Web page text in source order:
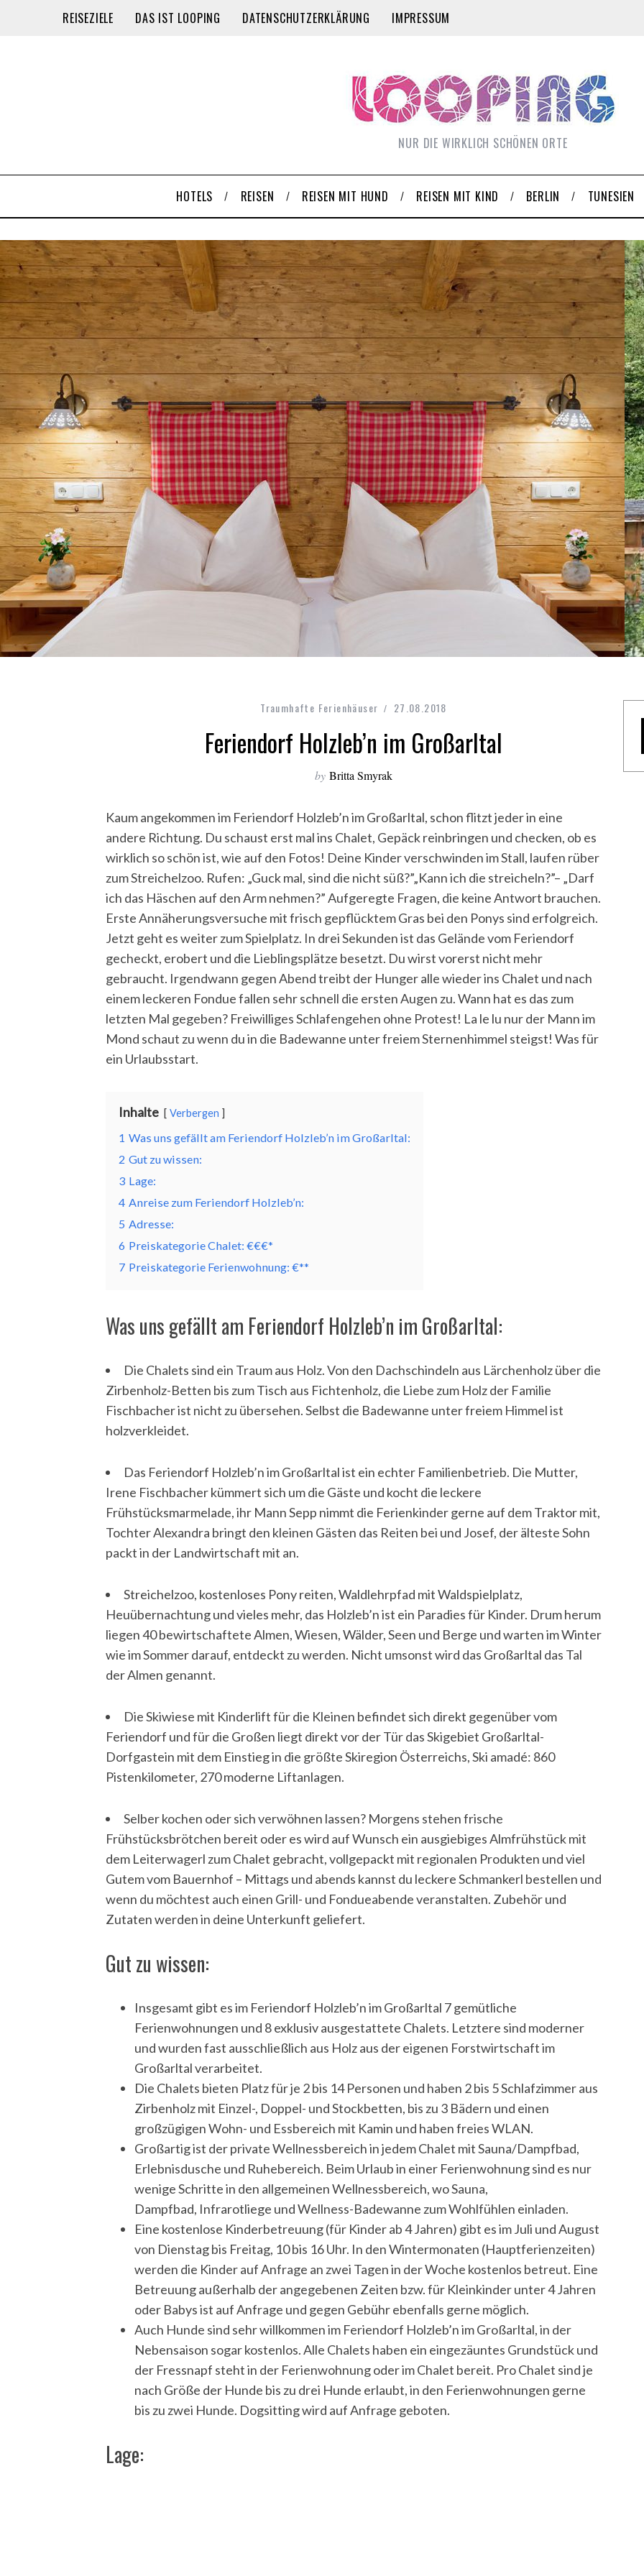
REISEZIELE DAS IST LOOPING DATENSCHUTZERKLÄRUNG IMPRESSUM
NUR DIE WIRKLICH SCHÖNEN ORTE
HOTELS REISEN REISEN MIT HUND REISEN MIT KIND BERLIN TUNESIEN
Traumhafte Ferienhäuser 27.08.2018
Feriendorf Holzleb’n im Großarltal
by Britta Smyrak
Kaum angekommen im Feriendorf Holzleb’n im Großarltal, schon flitzt jeder in eine
andere Richtung. Du schaust erst mal ins Chalet, Gepäck reinbringen und checken, ob es
wirklich so schön ist, wie auf den Fotos! Deine Kinder verschwinden im Stall, laufen rüber
zum Streichelzoo. Rufen: „Guck mal, sind die nicht süß?”„Kann ich die streicheln?”– „Darf
ich das Häschen auf den Arm nehmen?” Aufgeregte Fragen, die keine Antwort brauchen.
Erste Annäherungsversuche mit frisch gepflücktem Gras bei den Ponys sind erfolgreich.
Jetzt geht es weiter zum Spielplatz. In drei Sekunden ist das Gelände vom Feriendorf
gecheckt, erobert und die Lieblingsplätze besetzt. Du wirst vorerst nicht mehr
gebraucht. Irgendwann gegen Abend treibt der Hunger alle wieder ins Chalet und nach
einem leckeren Fondue fallen sehr schnell die ersten Augen zu. Wann hat es das zum
letzten Mal gegeben? Freiwilliges Schlafengehen ohne Protest! La le lu nur der Mann im
Mond schaut zu wenn du in die Badewanne unter freiem Sternenhimmel steigst! Was für
ein Urlaubsstart.
Inhalte Verbergen
1 Was uns gefällt am Feriendorf Holzleb’n im Großarltal:
2 Gut zu wissen:
3 Lage:
4 Anreise zum Feriendorf Holzleb’n:
5 Adresse:
6 Preiskategorie Chalet: €€€*
7 Preiskategorie Ferienwohnung: €**
Was uns gefällt am Feriendorf Holzleb’n im Großarltal:
Die Chalets sind ein Traum aus Holz. Von den Dachschindeln aus Lärchenholz über die
Zirbenholz-Betten bis zum Tisch aus Fichtenholz, die Liebe zum Holz der Familie
Fischbacher ist nicht zu übersehen. Selbst die Badewanne unter freiem Himmel ist
holzverkleidet.
Das Feriendorf Holzleb’n im Großarltal ist ein echter Familienbetrieb. Die Mutter,
Irene Fischbacher kümmert sich um die Gäste und kocht die leckere
Frühstücksmarmelade, ihr Mann Sepp nimmt die Ferienkinder gerne auf dem Traktor mit,
Tochter Alexandra bringt den kleinen Gästen das Reiten bei und Josef, der älteste Sohn
packt in der Landwirtschaft mit an.
Streichelzoo, kostenloses Pony reiten, Waldlehrpfad mit Waldspielplatz,
Heuübernachtung und vieles mehr, das Holzleb’n ist ein Paradies für Kinder. Drum herum
liegen 40 bewirtschaftete Almen, Wiesen, Wälder, Seen und Berge und warten im Winter
wie im Sommer darauf, entdeckt zu werden. Nicht umsonst wird das Großarltal das Tal
der Almen genannt.
Die Skiwiese mit Kinderlift für die Kleinen befindet sich direkt gegenüber vom
Feriendorf und für die Großen liegt direkt vor der Tür das Skigebiet Großarltal-
Dorfgastein mit dem Einstieg in die größte Skiregion Österreichs, Ski amadé: 860
Pistenkilometer, 270 moderne Liftanlagen.
Selber kochen oder sich verwöhnen lassen? Morgens stehen frische
Frühstücksbrötchen bereit oder es wird auf Wunsch ein ausgiebiges Almfrühstück mit
dem Leiterwagerl zum Chalet gebracht, vollgepackt mit regionalen Produkten und viel
Gutem vom Bauernhof – Mittags und abends kannst du leckere Schmankerl bestellen und
wenn du möchtest auch einen Grill- und Fondueabende veranstalten. Zubehör und
Zutaten werden in deine Unterkunft geliefert.
Gut zu wissen:
Insgesamt gibt es im Feriendorf Holzleb’n im Großarltal 7 gemütliche
Ferienwohnungen und 8 exklusiv ausgestattete Chalets. Letztere sind moderner
und wurden fast ausschließlich aus Holz aus der eigenen Forstwirtschaft im
Großarltal verarbeitet.
Die Chalets bieten Platz für je 2 bis 14 Personen und haben 2 bis 5 Schlafzimmer aus
Zirbenholz mit Einzel-, Doppel- und Stockbetten, bis zu 3 Bädern und einen
großzügigen Wohn- und Essbereich mit Kamin und haben freies WLAN.
Großartig ist der private Wellnessbereich in jedem Chalet mit Sauna/Dampfbad,
Erlebnisdusche und Ruhebereich. Beim Urlaub in einer Ferienwohnung sind es nur
wenige Schritte in den allgemeinen Wellnessbereich, wo Sauna,
Dampfbad, Infrarotliege und Wellness-Badewanne zum Wohlfühlen einladen.
Eine kostenlose Kinderbetreuung (für Kinder ab 4 Jahren) gibt es im Juli und August
von Dienstag bis Freitag, 10 bis 16 Uhr. In den Wintermonaten (Hauptferienzeiten)
werden die Kinder auf Anfrage an zwei Tagen in der Woche kostenlos betreut. Eine
Betreuung außerhalb der angegebenen Zeiten bzw. für Kleinkinder unter 4 Jahren
oder Babys ist auf Anfrage und gegen Gebühr ebenfalls gerne möglich.
Auch Hunde sind sehr willkommen im Feriendorf Holzleb’n im Großarltal, in der
Nebensaison sogar kostenlos. Alle Chalets haben ein eingezäuntes Grundstück und
der Fressnapf steht in der Ferienwohnung oder im Chalet bereit. Pro Chalet sind je
nach Größe der Hunde bis zu drei Hunde erlaubt, in den Ferienwohnungen gerne
bis zu zwei Hunde. Dogsitting wird auf Anfrage geboten.
Lage:
e
a
r
c
o
r